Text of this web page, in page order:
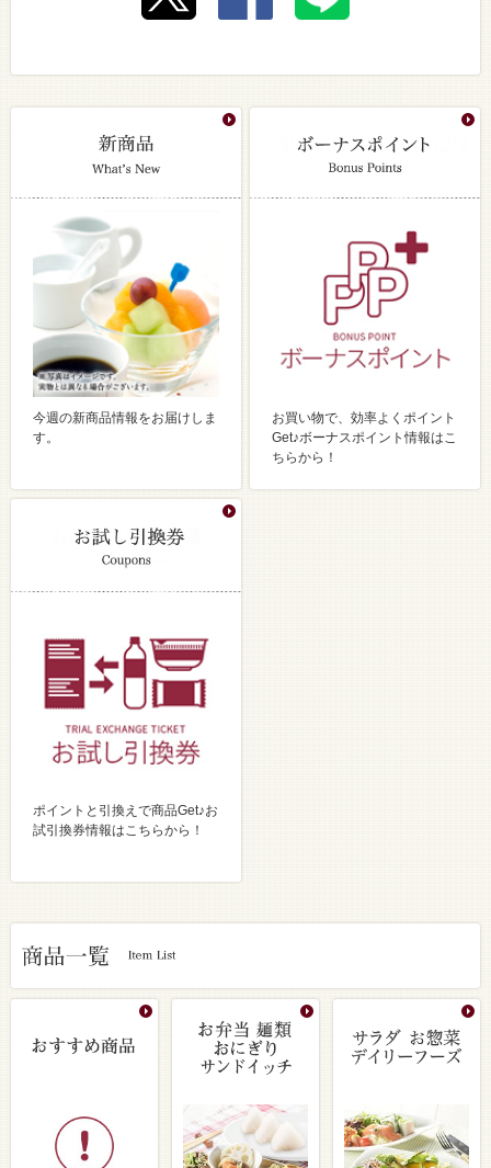
今週の新商品情報をお届けしま
す。
お買い物で、効率よくポイント
Get♪ボーナスポイント情報はこ
ちらから！
ポイントと引換えで商品Get♪お
試引換券情報はこちらから！